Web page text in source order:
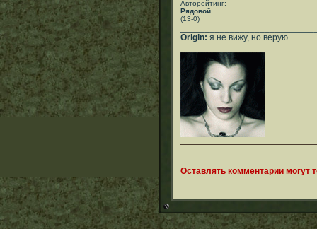
Авторейтинг:
Рядовой
(13-0)
Origin: я не вижу, но верую...
Оставлять комментарии могут